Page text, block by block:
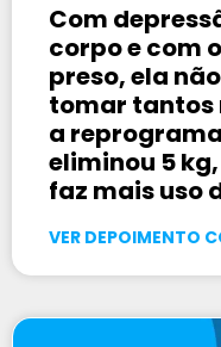
Com
corpo e com
preso, ela
tomar tantos
a
eliminou 5
faz mais uso
VER DEPOIMENTO